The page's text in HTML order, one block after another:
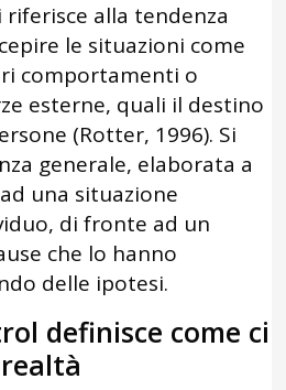
riferisce alla tendenza
le situazioni come
comportamenti o
esterne, quali il destino
(Rotter, 1996). Si
generale, elaborata a
una situazione
di fronte ad un
che lo hanno
delle ipotesi.
definisce come ci